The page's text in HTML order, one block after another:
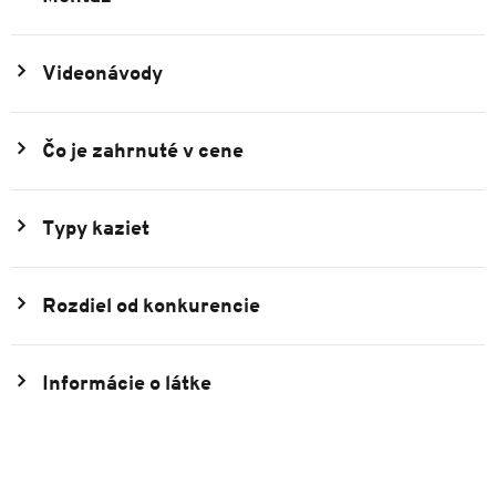
Videonávody
Čo je zahrnuté v cene
Typy kaziet
Rozdiel od konkurencie
Informácie o látke